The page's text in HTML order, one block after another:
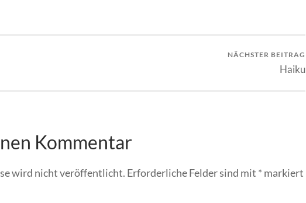
NÄCHSTER BEITRAG
Haiku
Kommentar
wird nicht veröffentlicht. Erforderliche Felder sind mit * markiert